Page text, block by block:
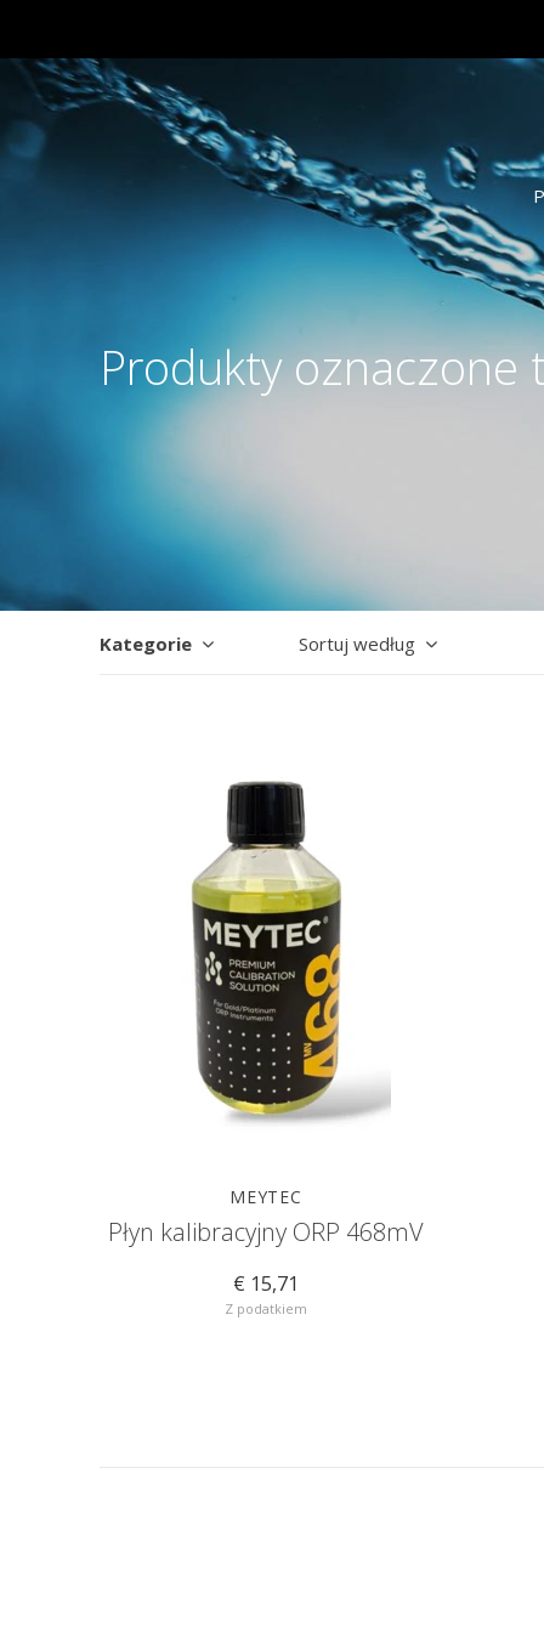
Produkty oznaczone
Kategorie Sortuj według
MEYTEC
Płyn kalibracyjny ORP 468mV
€ 15,71
Z podatkiem